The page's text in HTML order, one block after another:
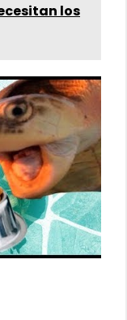
los